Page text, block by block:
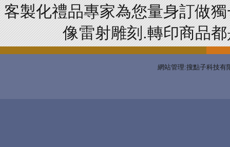
客製化禮品專家為您量身訂做
像雷射雕刻.轉印商品
網站管理:搜點子科技有